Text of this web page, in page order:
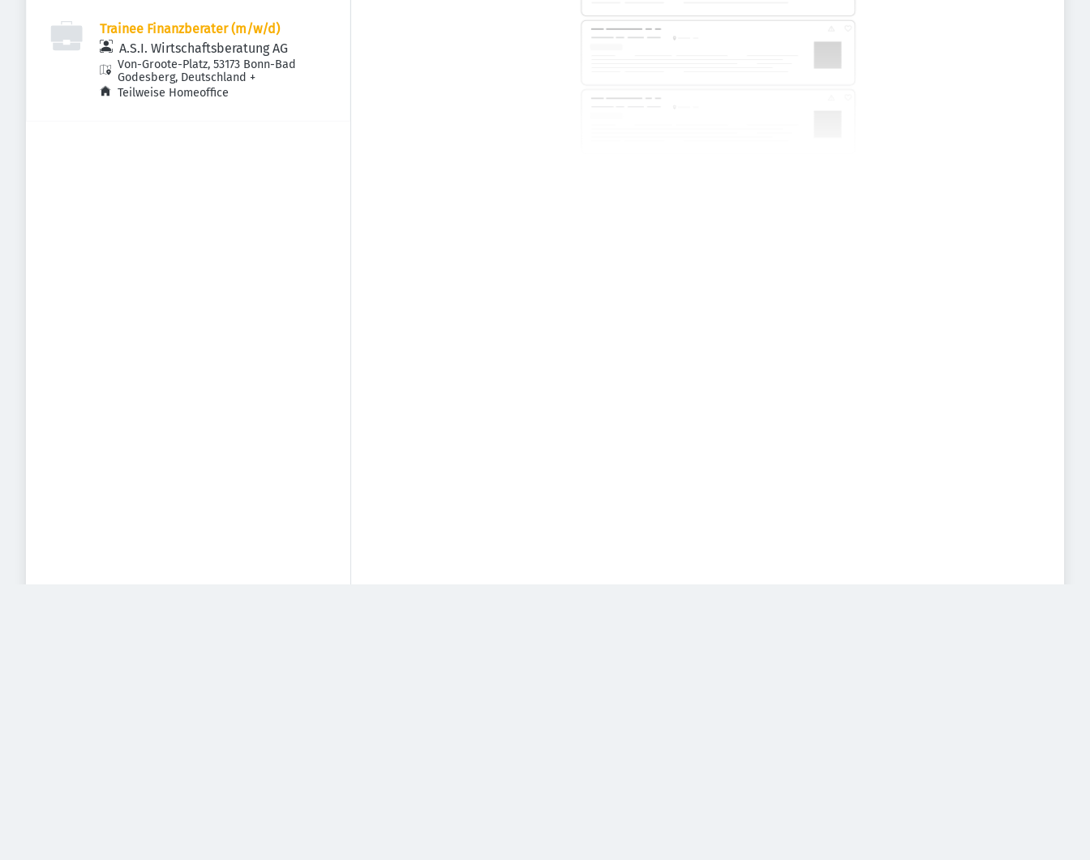
Trainee Finanzberater (m/w/d)
A.S.I. Wirtschaftsberatung AG
Von-Groote-Platz, 53173 Bonn-Bad
Godesberg, Deutschland +
Teilweise Homeoffice